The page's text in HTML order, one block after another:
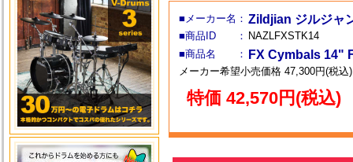
■メーカー名： Zildjian ジルジャ
■商品ID ： NAZLFXSTK14
■商品名 ：
FX Cymbals 14"
メーカー希望小売価格 47,300円(税込)
特価 42,570円(税込)